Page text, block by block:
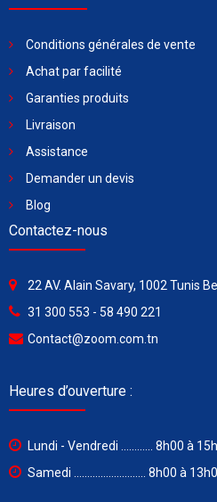
Conditions générales de vente
Achat par facilité
Garanties produits
Livraison
Assistance
Demander un devis
Blog
Contactez-nous
22 AV. Alain Savary, 1002 Tunis
31 300 553 - 58 490 221
Contact@zoom.com.tn
Heures d’ouverture :
Lundi - Vendredi ............ 8h00 à
Samedi ........................... 8h00 à